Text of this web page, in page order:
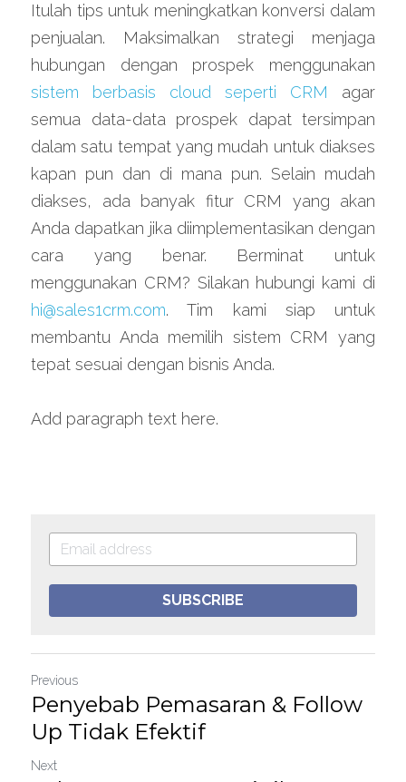
Itulah tips untuk meningkatkan konversi dalam
penjualan. Maksimalkan strategi menjaga
sistem berbasis cloud seperti CRM agar
semua data-data prospek dapat tersimpan
dalam satu tempat yang mudah untuk diakses
kapan pun dan di mana pun. Selain mudah
diakses, ada banyak fitur CRM yang akan
Anda dapatkan jika diimplementasikan dengan
cara yang benar. Berminat untuk
hi@sales1crm.com. Tim kami siap untuk
membantu Anda memilih sistem CRM yang
tepat sesuai dengan bisnis Anda.
Add paragraph text here.
SUBSCRIBE
Previous
Penyebab Pemasaran & Follow
Up Tidak Efektif
Next